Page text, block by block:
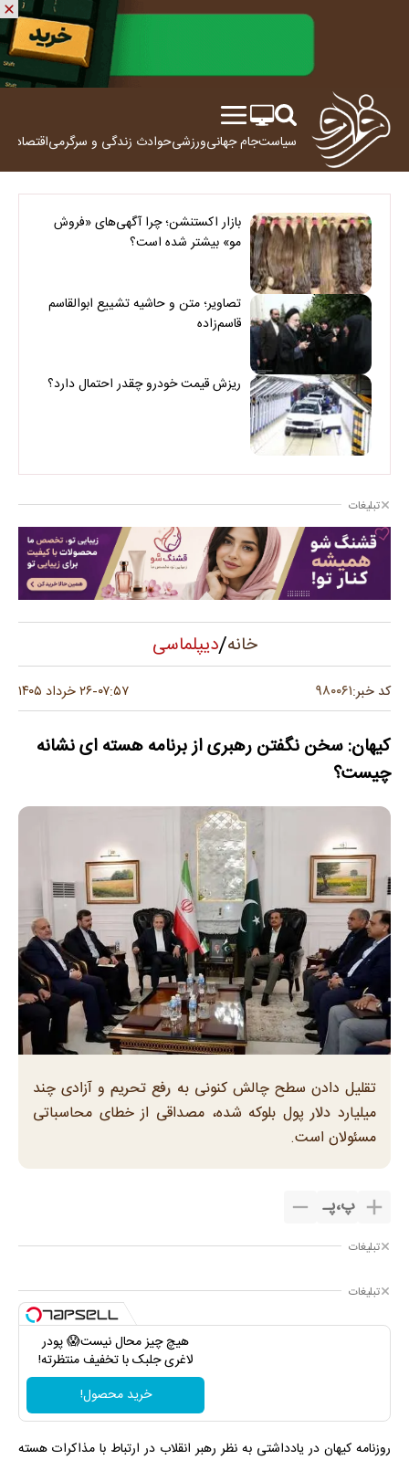
سیاستجام جهانیورزشیحوادث زندگی و سرگرمیاقتصاد
بازار اکستنشن؛ چرا آگهی‌های «فروش
مو» بیشتر شده است؟
تصاویر؛ متن و حاشیه تشییع ابوالقاسم
قاسم‌زاده
ریزش قیمت خودرو چقدر احتمال دارد؟
تبلیغات
خانه/دیپلماسی
کد خبر:۹۸۰۰۶۱ ۰۷:۵۷-۲۶ خرداد ۱۴۰۵
کیهان: سخن نگفتن رهبری از برنامه هسته ای نشانه
چیست؟
تقلیل دادن سطح چالش کنونی به رفع تحریم و آزادی چند
میلیارد دلار پول بلوکه شده، مصداقی از خطای محاسباتی
مسئولان است.
پ،پـ
تبلیغات
تبلیغات
هیچ چیز محال نیست😱 پودر
لاغری جلبک با تخفیف منتظرته!
خرید محصول!
روزنامه کیهان در یادداشتی به نظر رهبر انقلاب در ارتباط با مذاکرات هسته